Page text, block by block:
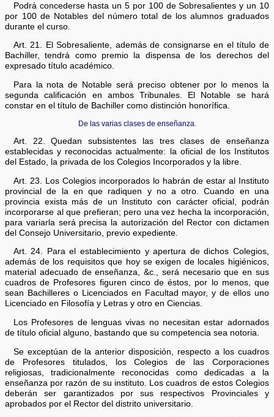
Podrá concederse hasta un 5 por 100 de Sobresalientes y un 10
por 100 de Notables del número total de los alumnos graduados
durante el curso.
Art. 21. El Sobresaliente, además de consignarse en el título de
Bachiller, tendrá como premio la dispensa de los derechos del
expresado título académico.
Para la nota de Notable será preciso obtener por lo menos la
segunda calificación en ambos Tribunales. El Notable se hará
constar en el título de Bachiller como distinción honorífica.
De las varias clases de enseñanza.
Art. 22. Quedan subsistentes las tres clases de enseñanza
establecidas y reconocidas actualmente: la oficial de los Institutos
del Estado, la privada de los Colegios Incorporados y la libre.
Art. 23. Los Colegios incorporados lo habrán de estar al Instituto
provincial de la en que radiquen y no a otro. Cuando en una
provincia exista más de un Instituto con carácter oficial, podrán
incorporarse al que prefieran; pero una vez hecha la incorporación,
para variarla será precisa la autorización del Rector con dictamen
del Consejo Universitario, previo expediente.
Art. 24. Para el establecimiento y apertura de dichos Colegios,
además de los requisitos que hoy se exigen de locales higiénicos,
material adecuado de enseñanza, &c., será necesario que en sus
cuadros de Profesores figuren cinco de éstos, por lo menos, que
sean Bachilleres o Licenciados en Facultad mayor, y de ellos uno
Licenciado en Filosofía y Letras y otro en Ciencias.
Los Profesores de lenguas vivas no necesitan estar adornados
de título oficial alguno, bastando que su competencia sea notoria.
Se exceptúan de la anterior disposición, respecto a los cuadros
de Profesores titulados, los Colegios de las Corporaciones
religiosas, tradicionalmente reconocidas como dedicadas a la
enseñanza por razón de su instituto. Los cuadros de estos Colegios
deberán ser garantizados por sus respectivos Provinciales y
aprobados por el Rector del distrito universitario.